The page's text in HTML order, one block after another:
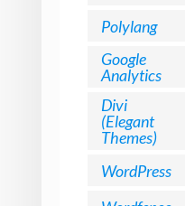
Polylang
Google
Analytics
Divi
(Elegant
Themes)
WordPress